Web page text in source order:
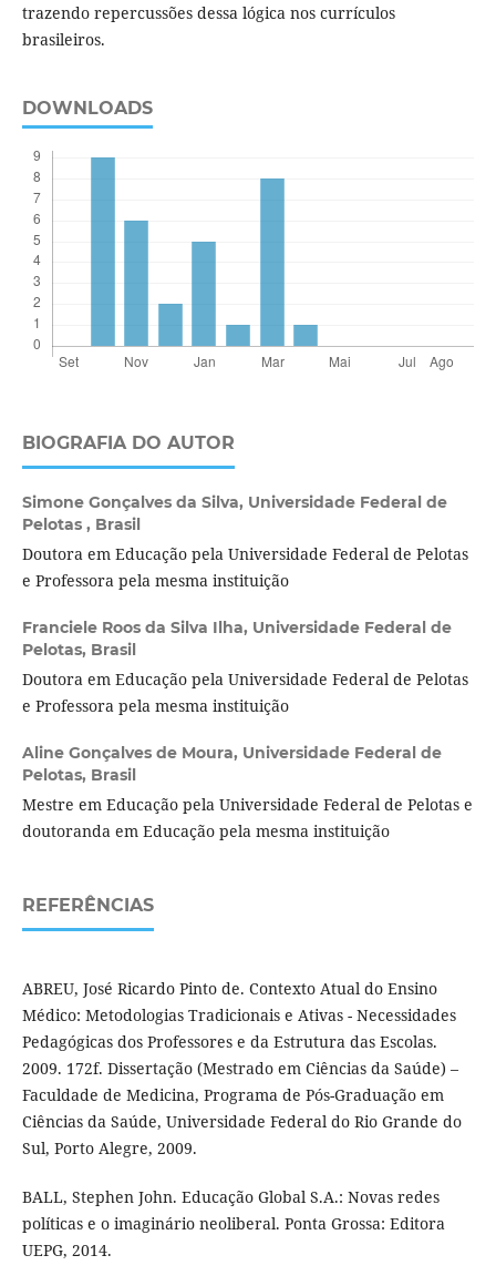
trazendo repercussões dessa lógica nos currículos
brasileiros.
DOWNLOADS
BIOGRAFIA DO AUTOR
Simone Gonçalves da Silva, Universidade Federal de
Pelotas , Brasil
Doutora em Educação pela Universidade Federal de Pelotas
e Professora pela mesma instituição
Franciele Roos da Silva Ilha, Universidade Federal de
Pelotas, Brasil
Doutora em Educação pela Universidade Federal de Pelotas
e Professora pela mesma instituição
Aline Gonçalves de Moura, Universidade Federal de
Pelotas, Brasil
Mestre em Educação pela Universidade Federal de Pelotas e
doutoranda em Educação pela mesma instituição
REFERÊNCIAS
ABREU, José Ricardo Pinto de. Contexto Atual do Ensino
Médico: Metodologias Tradicionais e Ativas - Necessidades
Pedagógicas dos Professores e da Estrutura das Escolas.
2009. 172f. Dissertação (Mestrado em Ciências da Saúde) –
Faculdade de Medicina, Programa de Pós-Graduação em
Ciências da Saúde, Universidade Federal do Rio Grande do
Sul, Porto Alegre, 2009.
BALL, Stephen John. Educação Global S.A.: Novas redes
políticas e o imaginário neoliberal. Ponta Grossa: Editora
UEPG, 2014.